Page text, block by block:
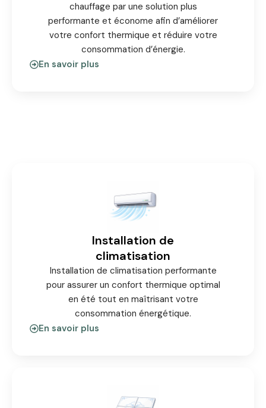
chauffage par une solution plus
performante et économe afin d’améliorer
votre confort thermique et réduire votre
consommation d’énergie.
En savoir plus
Installation de
climatisation
Installation de climatisation performante
pour assurer un confort thermique optimal
en été tout en maîtrisant votre
consommation énergétique.
En savoir plus